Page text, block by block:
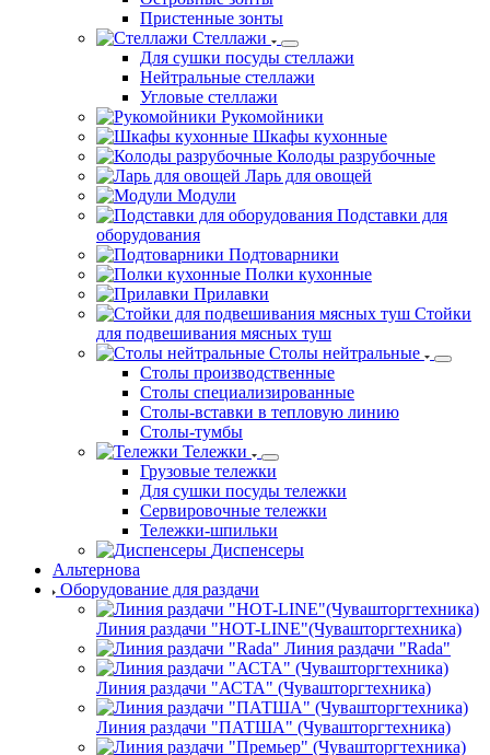
Пристенные зонты
Стеллажи
Для сушки посуды стеллажи
Нейтральные стеллажи
Угловые стеллажи
Рукомойники
Шкафы кухонные
Колоды разрубочные
Ларь для овощей
Модули
Подставки для
оборудования
Подтоварники
Полки кухонные
Прилавки
Стойки
для подвешивания мясных туш
Столы нейтральные
Столы производственные
Столы специализированные
Столы-вставки в тепловую линию
Столы-тумбы
Тележки
Грузовые тележки
Для сушки посуды тележки
Сервировочные тележки
Тележки-шпильки
Диспенсеры
Альтернова
Оборудование для раздачи
Линия раздачи "HOT-LINE"(Чувашторгтехника)
Линия раздачи "Rada"
Линия раздачи "АСТА" (Чувашторгтехника)
Линия раздачи "ПАТША" (Чувашторгтехника)